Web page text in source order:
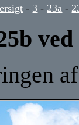
- 3 - 23a -